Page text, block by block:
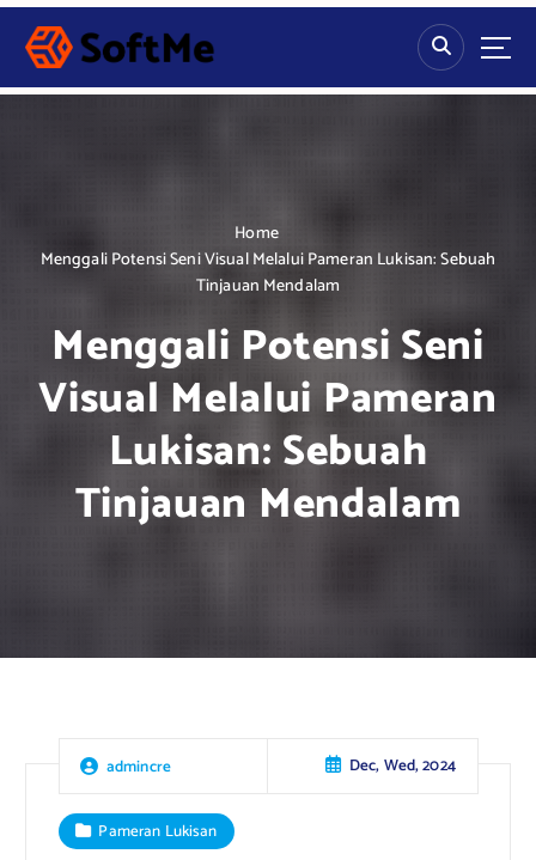
S
p
Home
Menggali Potensi Seni Visual Melalui Pameran Lukisan: Sebuah
Tinjauan Mendalam
Menggali Potensi Seni
Visual Melalui Pameran
Lukisan: Sebuah
Tinjauan Mendalam
admincre Dec, Wed, 2024
Pameran Lukisan